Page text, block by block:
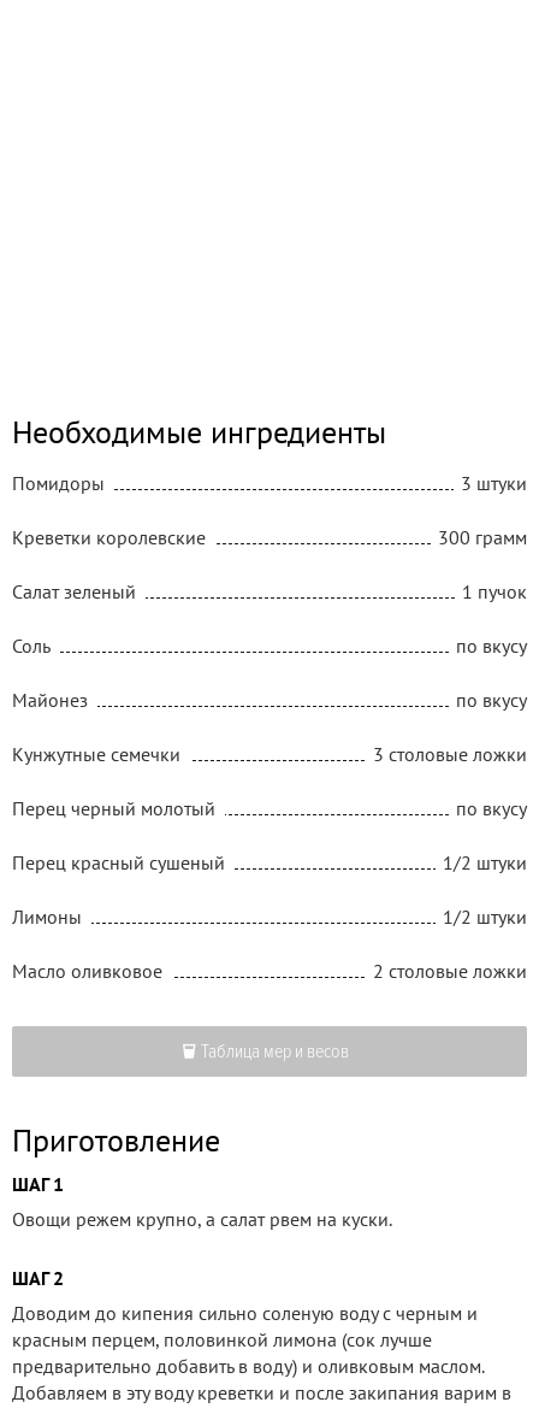
Необходимые ингредиенты
Помидоры 3 штуки
Креветки королевские 300 грамм
Салат зеленый 1 пучок
Соль по вкусу
Майонез по вкусу
Кунжутные семечки 3 столовые ложки
Перец черный молотый по вкусу
Перец красный сушеный 1/2 штуки
Лимоны 1/2 штуки
Масло оливковое 2 столовые ложки
Таблица мер и весов
Приготовление
ШАГ 1
Овощи режем крупно, а салат рвем на куски.
ШАГ 2
Доводим до кипения сильно соленую воду с черным и
красным перцем, половинкой лимона (сок лучше
предварительно добавить в воду) и оливковым маслом.
Добавляем в эту воду креветки и после закипания варим в